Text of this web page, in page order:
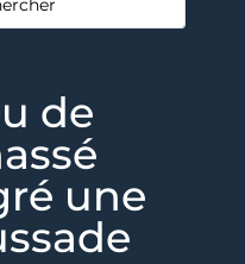
de
une